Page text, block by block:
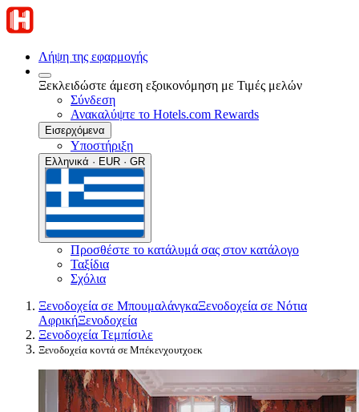
Λήψη της εφαρμογής
Ξεκλειδώστε άμεση εξοικονόμηση με Τιμές μελών
Σύνδεση
Ανακαλύψτε το Hotels.com Rewards
Εισερχόμενα
Υποστήριξη
Ελληνικά · EUR · GR
Προσθέστε το κατάλυμά σας στον κατάλογο
Ταξίδια
Σχόλια
Ξενοδοχεία σε ΜπουμαλάνγκαΞενοδοχεία σε Νότια
ΑφρικήΞενοδοχεία
Ξενοδοχεία Τεμπίσιλε
Ξενοδοχεία κοντά σε Μπέκενχουτχοεκ